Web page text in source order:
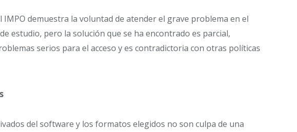
IMPO demuestra la voluntad de atender el grave problema en el
estudio, pero la solución que se ha encontrado es parcial,
serios para el acceso y es contradictoria con otras políticas
del software y los formatos elegidos no son culpa de una